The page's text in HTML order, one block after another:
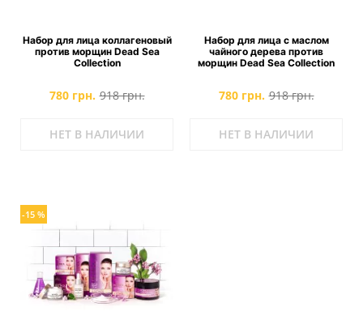
Набор для лица коллагеновый
против морщин Dead Sea
Collection
780 грн. 918 грн.
НЕТ В НАЛИЧИИ
Набор для лица с маслом
чайного дерева против
морщин Dead Sea Collection
780 грн. 918 грн.
НЕТ В НАЛИЧИИ
-15 %